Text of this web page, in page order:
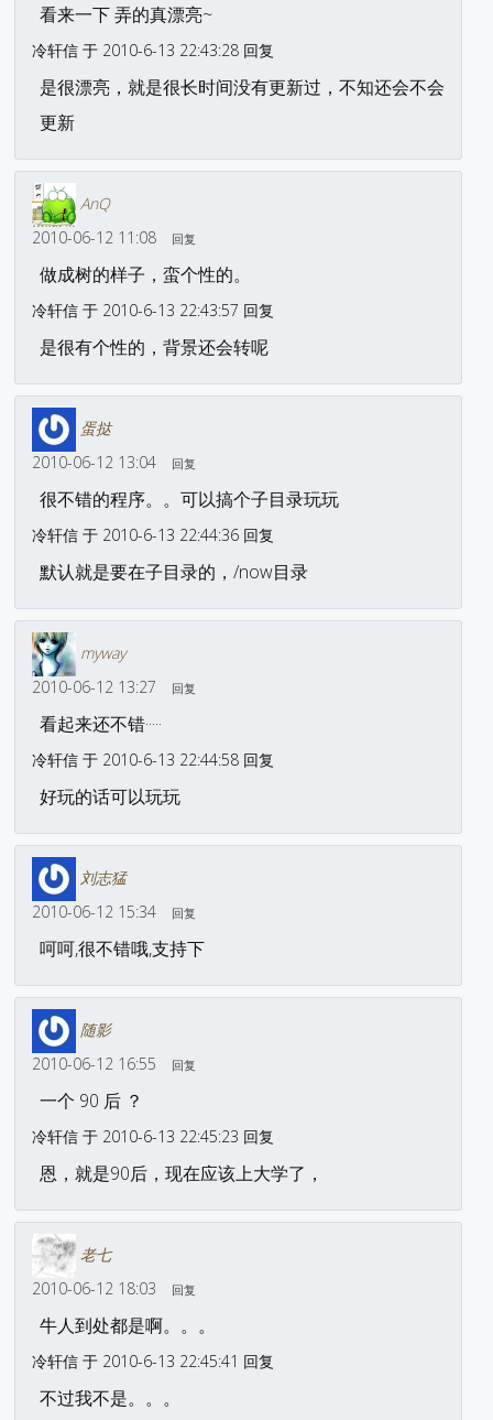
看来一下 弄的真漂亮~
冷轩信 于 2010-6-13 22:43:28 回复
是很漂亮，就是很长时间没有更新过，不知还会不会
更新
AnQ
2010-06-12 11:08
回复
做成树的样子，蛮个性的。
冷轩信 于 2010-6-13 22:43:57 回复
是很有个性的，背景还会转呢
蛋挞
2010-06-12 13:04
回复
很不错的程序。。可以搞个子目录玩玩
冷轩信 于 2010-6-13 22:44:36 回复
默认就是要在子目录的，/now目录
myway
2010-06-12 13:27
回复
看起来还不错·····
冷轩信 于 2010-6-13 22:44:58 回复
好玩的话可以玩玩
刘志猛
2010-06-12 15:34
回复
呵呵,很不错哦,支持下
随影
2010-06-12 16:55
回复
一个 90 后 ？
冷轩信 于 2010-6-13 22:45:23 回复
恩，就是90后，现在应该上大学了，
老七
2010-06-12 18:03
回复
牛人到处都是啊。。。
冷轩信 于 2010-6-13 22:45:41 回复
不过我不是。。。